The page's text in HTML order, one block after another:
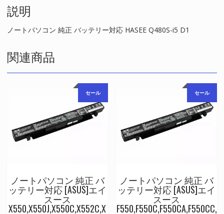
応
HASEE
Q480S-
D1
個
説明
ノートパソコン 純正 バッテリー対応 HASEE Q480S-i5 D1
関連商品
セール
ノートパソコン 純正 バ
ッテリー対応 [ASUS]エイ
スース
X550,X550J,X550C,X552C,X
セール
ノートパソコン 純正 バ
ッテリー対応 [ASUS]エイ
スース
F550,F550C,F550CA,F550CC,